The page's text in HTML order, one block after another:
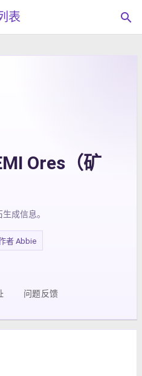
表 search
Ores（矿
成信息。
者 Abbie
问题反馈